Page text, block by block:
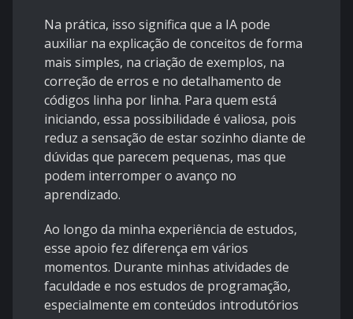
Na prática, isso significa que a IA pode
auxiliar na explicação de conceitos de forma
mais simples, na criação de exemplos, na
correção de erros e no detalhamento de
códigos linha por linha. Para quem está
iniciando, essa possibilidade é valiosa, pois
reduz a sensação de estar sozinho diante de
dúvidas que parecem pequenas, mas que
podem interromper o avanço no
aprendizado.
Ao longo da minha experiência de estudos,
esse apoio fez diferença em vários
momentos. Durante minhas atividades de
faculdade e nos estudos de programação,
especialmente em conteúdos introdutórios